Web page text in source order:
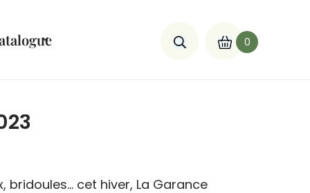
0
bridoules… cet hiver, La Garance